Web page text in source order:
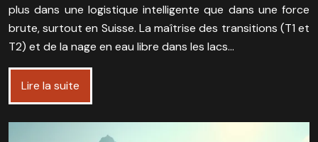
plus dans une logistique intelligente que dans une force
brute, surtout en Suisse. La maîtrise des transitions (T1 et
T2) et de la nage en eau libre dans les lacs…
Lire la suite